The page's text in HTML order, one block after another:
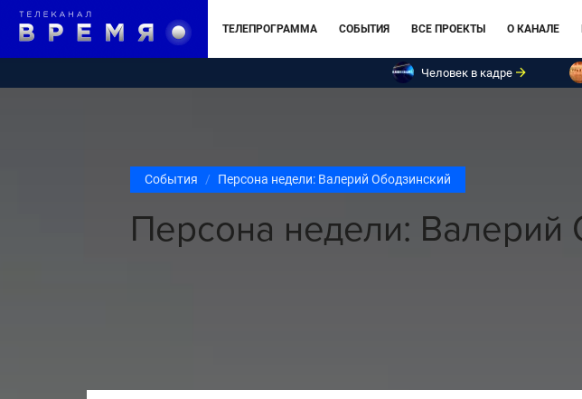
ТЕЛЕПРОГРАММА СОБЫТИЯ ВСЕ ПРОЕКТЫ О КАНАЛЕ
Человек в кадре
События Персона недели: Валерий Ободзинский
Персона недели: Валерий